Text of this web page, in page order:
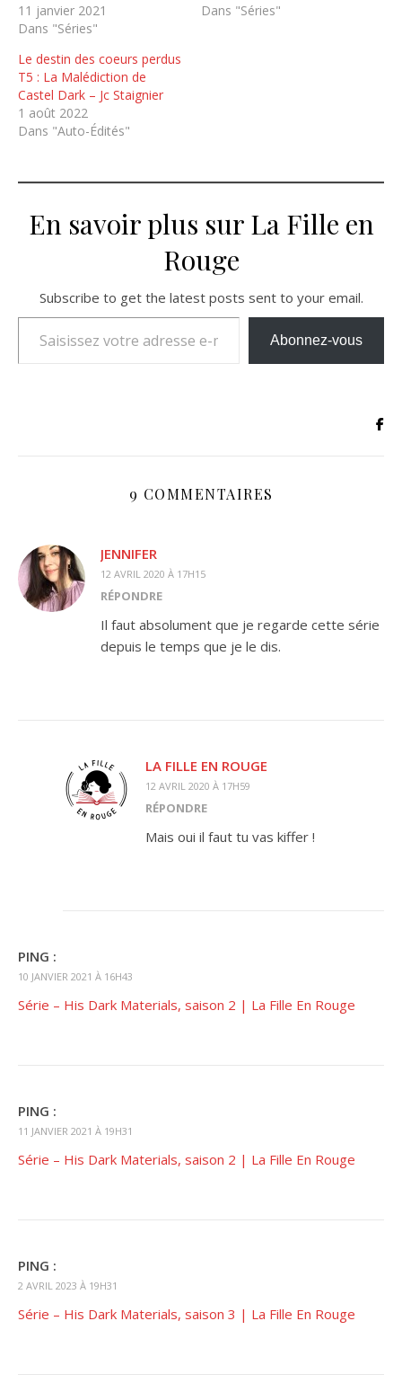
11 janvier 2021
Dans "Séries"
Dans "Séries"
Le destin des coeurs perdus
T5 : La Malédiction de
Castel Dark – Jc Staignier
1 août 2022
Dans "Auto-Édités"
En savoir plus sur La Fille en
Rouge
Subscribe to get the latest posts sent to your email.
Saisissez votre adresse e-mail…
Abonnez-vous
9 COMMENTAIRES
JENNIFER
12 AVRIL 2020 À 17H15
RÉPONDRE
Il faut absolument que je regarde cette série
depuis le temps que je le dis.
LA FILLE EN ROUGE
12 AVRIL 2020 À 17H59
RÉPONDRE
Mais oui il faut tu vas kiffer !
PING :
10 JANVIER 2021 À 16H43
Série – His Dark Materials, saison 2 | La Fille En Rouge
PING :
11 JANVIER 2021 À 19H31
Série – His Dark Materials, saison 2 | La Fille En Rouge
PING :
2 AVRIL 2023 À 19H31
Série – His Dark Materials, saison 3 | La Fille En Rouge